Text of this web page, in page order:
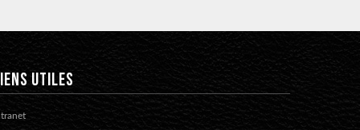
UTILES